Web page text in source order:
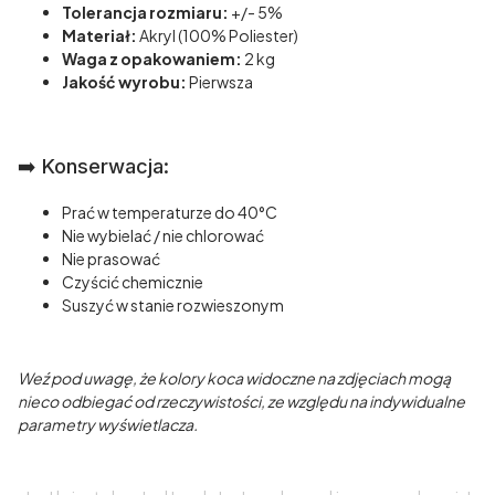
Tolerancja rozmiaru: +/- 5%
Materiał: Akryl (100% Poliester)
Waga z opakowaniem: 2 kg
Jakość wyrobu: Pierwsza
➡️ Konserwacja:
Prać w temperaturze do 40°C
Nie wybielać / nie chlorować
Nie prasować
Czyścić chemicznie
Suszyć w stanie rozwieszonym
Weź pod uwagę, że kolory koca widoczne na zdjęciach mogą
nieco odbiegać od rzeczywistości, ze względu na indywidualne
parametry wyświetlacza.